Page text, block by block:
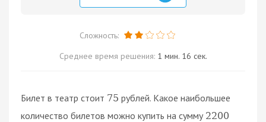
Сложность:
Среднее время решения: 1 мин. 16 сек.
Билет в театр стоит 75 рублей. Какое наибольшее
количество билетов можно купить на сумму 2200